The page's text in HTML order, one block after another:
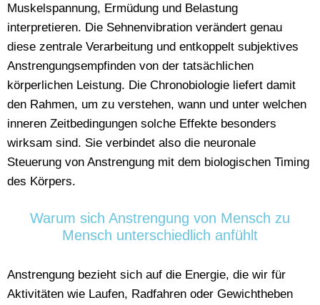
Muskelspannung, Ermüdung und Belastung
interpretieren. Die Sehnenvibration verändert genau
diese zentrale Verarbeitung und entkoppelt subjektives
Anstrengungsempfinden von der tatsächlichen
körperlichen Leistung. Die Chronobiologie liefert damit
den Rahmen, um zu verstehen, wann und unter welchen
inneren Zeitbedingungen solche Effekte besonders
wirksam sind. Sie verbindet also die neuronale
Steuerung von Anstrengung mit dem biologischen Timing
des Körpers.
Warum sich Anstrengung von Mensch zu
Mensch unterschiedlich anfühlt
Anstrengung bezieht sich auf die Energie, die wir für
Aktivitäten wie Laufen, Radfahren oder Gewichtheben